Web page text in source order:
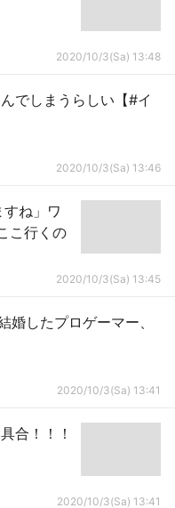
2020/10/3(Sa) 13:48
でしまうらしい【#イ
2020/10/3(Sa) 13:46
ね」ワ
こ行くの
2020/10/3(Sa) 13:45
婚したプロゲーマー、
2020/10/3(Sa) 13:41
合！！！
2020/10/3(Sa) 13:41